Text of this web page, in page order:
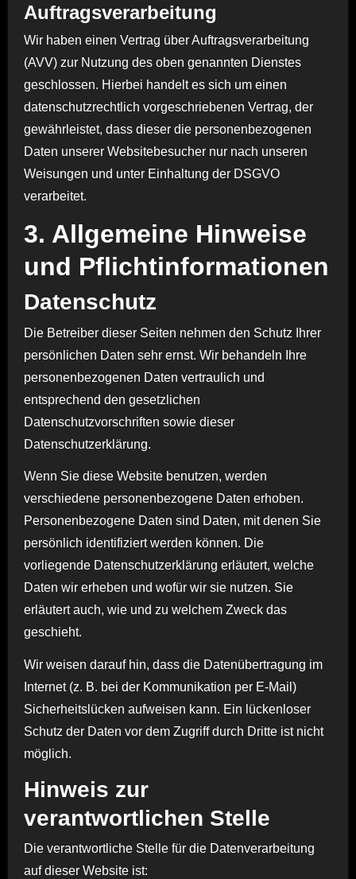
Auftragsverarbeitung
Wir haben einen Vertrag über Auftragsverarbeitung
(AVV) zur Nutzung des oben genannten Dienstes
geschlossen. Hierbei handelt es sich um einen
datenschutzrechtlich vorgeschriebenen Vertrag, der
gewährleistet, dass dieser die personenbezogenen
Daten unserer Websitebesucher nur nach unseren
Weisungen und unter Einhaltung der DSGVO
verarbeitet.
3. Allgemeine Hinweise
und Pflicht­informationen
Datenschutz
Die Betreiber dieser Seiten nehmen den Schutz Ihrer
persönlichen Daten sehr ernst. Wir behandeln Ihre
personenbezogenen Daten vertraulich und
entsprechend den gesetzlichen
Datenschutzvorschriften sowie dieser
Datenschutzerklärung.
Wenn Sie diese Website benutzen, werden
verschiedene personenbezogene Daten erhoben.
Personenbezogene Daten sind Daten, mit denen Sie
persönlich identifiziert werden können. Die
vorliegende Datenschutzerklärung erläutert, welche
Daten wir erheben und wofür wir sie nutzen. Sie
erläutert auch, wie und zu welchem Zweck das
geschieht.
Wir weisen darauf hin, dass die Datenübertragung im
Internet (z. B. bei der Kommunikation per E-Mail)
Sicherheitslücken aufweisen kann. Ein lückenloser
Schutz der Daten vor dem Zugriff durch Dritte ist nicht
möglich.
Hinweis zur
verantwortlichen Stelle
Die verantwortliche Stelle für die Datenverarbeitung
auf dieser Website ist: